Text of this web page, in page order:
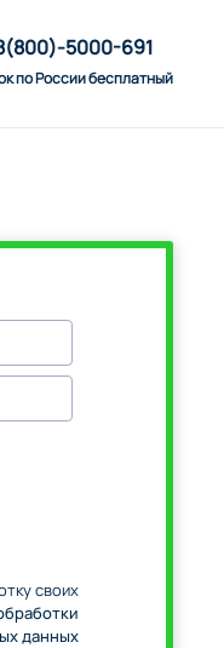
5000-691
по России бесплатный
своих
данных